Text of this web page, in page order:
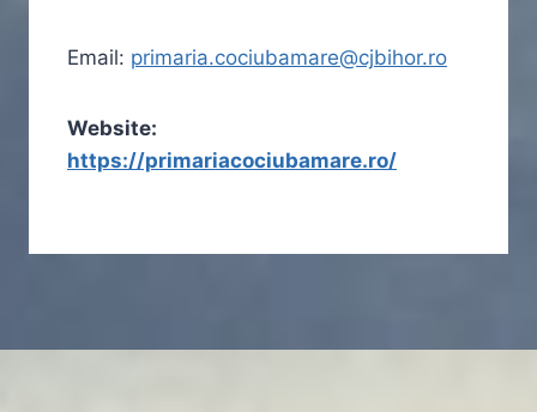
Email: primaria.cociubamare@cjbihor.ro
Website:
https://primariacociubamare.ro/